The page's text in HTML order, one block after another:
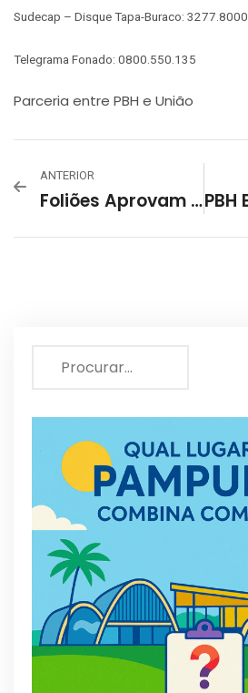
Sudecap – Disque Tapa-Buraco: 3277.8000
Telegrama Fonado: 0800.550.135
Parceria entre PBH e União
ANTERIOR
Foliões Aprovam Estruturas Do Governo De Minas Para O Carnaval De Belo Horizonte